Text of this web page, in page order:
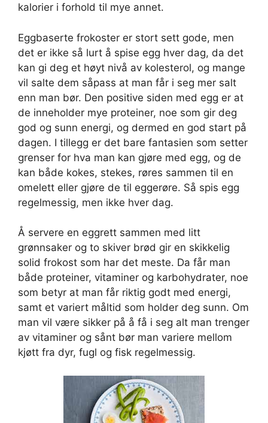
kalorier i forhold til mye annet.
Eggbaserte frokoster er stort sett gode, men
det er ikke så lurt å spise egg hver dag, da det
kan gi deg et høyt nivå av kolesterol, og mange
vil salte dem såpass at man får i seg mer salt
enn man bør. Den positive siden med egg er at
de inneholder mye proteiner, noe som gir deg
god og sunn energi, og dermed en god start på
dagen. I tillegg er det bare fantasien som setter
grenser for hva man kan gjøre med egg, og de
kan både kokes, stekes, røres sammen til en
omelett eller gjøre de til eggerøre. Så spis egg
regelmessig, men ikke hver dag.
Å servere en eggrett sammen med litt
grønnsaker og to skiver brød gir en skikkelig
solid frokost som har det meste. Da får man
både proteiner, vitaminer og karbohydrater, noe
som betyr at man får riktig godt med energi,
samt et variert måltid som holder deg sunn. Om
man vil være sikker på å få i seg alt man trenger
av vitaminer og sånt bør man variere mellom
kjøtt fra dyr, fugl og fisk regelmessig.